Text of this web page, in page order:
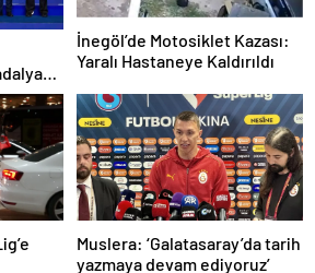
İnegöl’de Motosiklet Kazası:
Yaralı Hastaneye Kaldırıldı
Muslera: ‘Galatasaray’da tarih
yazmaya devam ediyoruz’